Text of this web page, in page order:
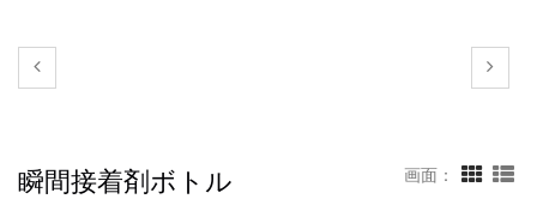
瞬間接着剤ボトル 画面：